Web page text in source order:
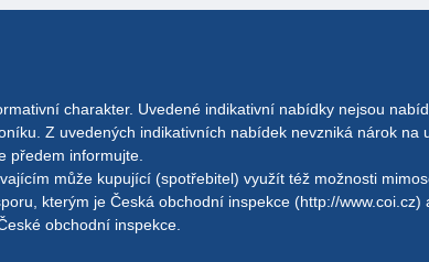
charakter. Uvedené indikativní nabídky nejsou
Z uvedených indikativních nabídek nevzniká nárok na
předem informujte.
může kupující (spotřebitel) využít též možnosti
kterým je Česká obchodní inspekce (http://
obchodní inspekce.